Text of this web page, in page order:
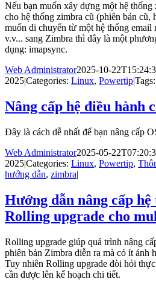
Nếu bạn muốn xây dựng một hệ thống
cho hệ thống zimbra cũ (phiên bản cũ,
muốn di chuyển từ một hệ thống email
v.v... sang Zimbra thì đây là một
dụng: imapsync.
Web Administrator2025-10-
2025|Categories: Linux, Powertip|Tags:
Nâng cấp hệ điều hành
Đây là cách dễ nhất để bạn nâng cấp
Web Administrator2025-05-
2025|Categories: Linux, Powertip,
hướng dẫn, zimbra|
Hướng dẫn nâng cấp
Rolling upgrade cho
Rolling upgrade giúp quá trình nâng
phiên bản Zimbra diễn ra mà có ít ảnh
Tuy nhiên Rolling upgrade đòi hỏi
cần được lên kế hoạch chi tiết.